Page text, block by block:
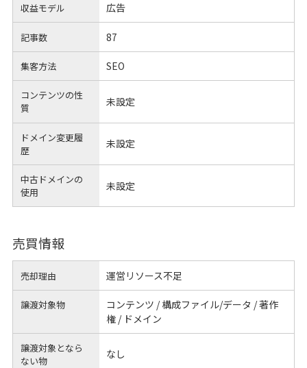
収益モデル 広告
記事数 87
集客方法 SEO
コンテンツの性
質
未設定
ドメイン変更履
歴
未設定
中古ドメインの
使用
未設定
売買情報
売却理由 運営リソース不足
譲渡対象物
コンテンツ / 構成ファイル/データ / 著作
権 / ドメイン
譲渡対象となら
ない物
なし